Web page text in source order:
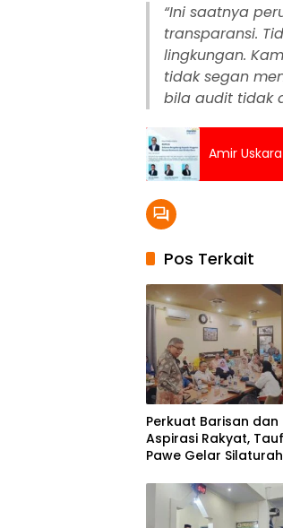
“Ini saatnya
transparansi.
lingkungan.
tidak segan
bila audit tidak
Amir
Pos Terkait
Perkuat Barisan dan
Aspirasi Rakyat,
Pawe Gelar
Parepare